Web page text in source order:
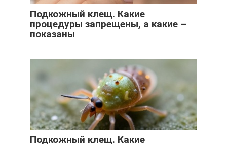
Подкожный клещ. Какие
процедуры запрещены, а какие –
показаны
Подкожный клещ. Какие